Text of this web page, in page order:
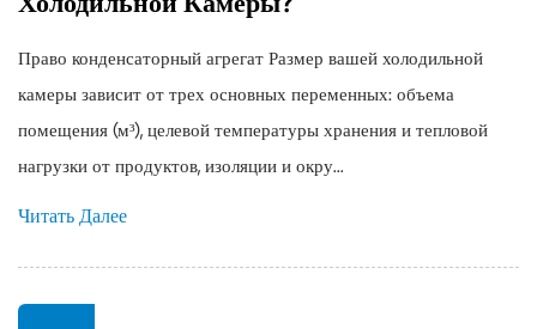
Право конденсаторный агрегат Размер вашей холодильной
камеры зависит от трех основных переменных: объема
помещения (м³), целевой температуры хранения и тепловой
нагрузки от продуктов, изоляции и окру...
Читать Далее